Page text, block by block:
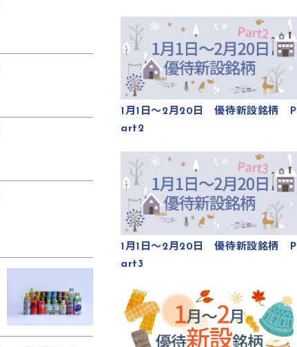
1月1日～2月20日 優待新設銘柄 P
art2
1月1日～2月20日 優待新設銘柄 P
art3